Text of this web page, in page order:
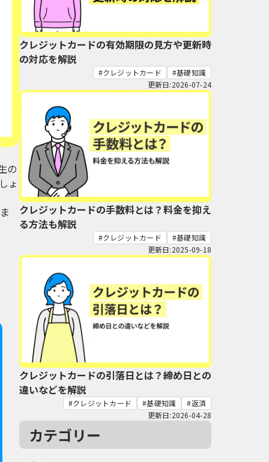
の
ょ
クレジットカードの有効期限の見方や更新時
の対応を解説
クレジットカード
基礎知識
更新日:2026-07-24
クレジットカードの手数料とは？料金を抑え
る方法も解説
クレジットカード
基礎知識
更新日:2025-09-18
クレジットカードの引落日とは？締め日との
違いなどを解説
クレジットカード 基礎知識
返済
更新日:2026-04-28
カテゴリー